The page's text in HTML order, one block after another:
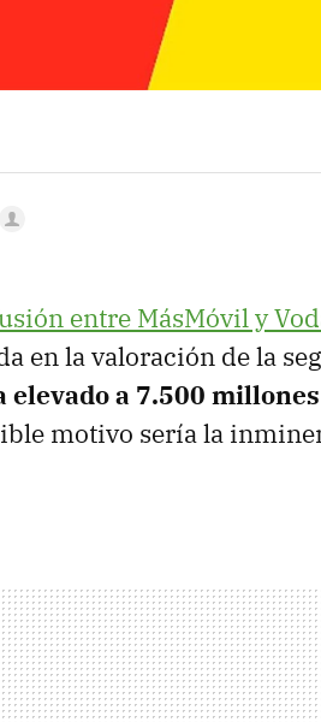
entre MásMóvil y
en la valoración de la
a 7.500
motivo sería la